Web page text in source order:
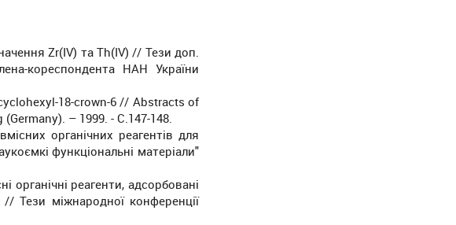
Zr(IV) та Th(IV) // Тези доп.
кореспондента НАН України
18-crown-6 // Abstracts of
– 1999. - С.147-148.
органічних реагентів для
функціональні матеріали"
реагенти, адсорбовані
Тези міжнародної конференції